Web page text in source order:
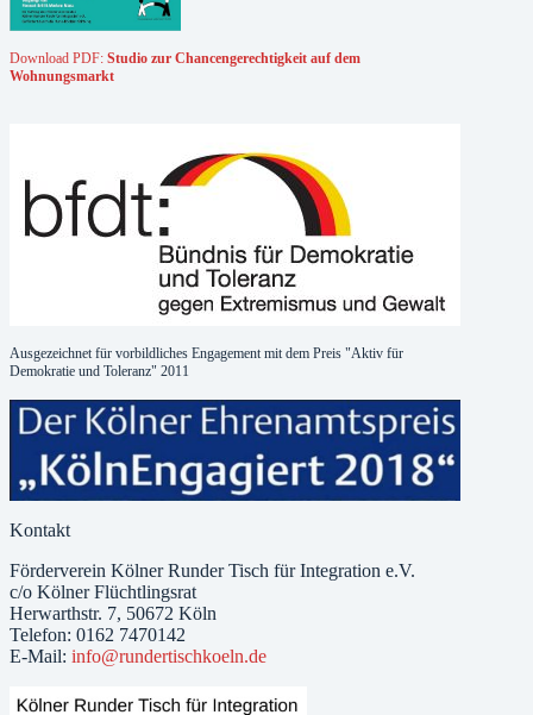
Download PDF: Studio zur Chancengerechtigkeit auf dem
Wohnungsmarkt
Ausgezeichnet für vorbildliches Engagement mit dem Preis "Aktiv für
Demokratie und Toleranz" 2011
Kontakt
Förderverein Kölner Runder Tisch für Integration e.V.
c/o Kölner Flüchtlingsrat
Herwarthstr. 7, 50672 Köln
Telefon: 0162 7470142
E-Mail: info@rundertischkoeln.de